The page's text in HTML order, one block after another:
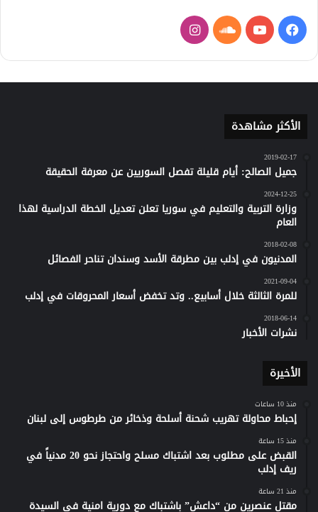
فيسبوكيوتيوبساوند
كلاود
انستقرام
الأكثر مشاهدة
2019-02-17
جميل الصالح: أيام قليلة تفصل السوريين عن معرفة الحقيقة
2024-12-25
وزارة التربية والتعليم في سوريا تعلن تعديل الخطة الدراسية لهذا
العام
2018-02-08
المدنيون في إدلب بين مطرقة الأسد وسندان تناحر الفصائل
2021-09-04
للمرة الثالثة خلال أسابيع.. وتد تخفض أسعار المحروقات في إدلب
2018-06-14
نشرات الأخبار
الأخيرة
منذ 10 ساعات
إحباط محاولة تهريب شحنة أسلحة وذخائر من طرطوس إلى لبنان
منذ 15 ساعة
القبض على مطلوب بعد اشتباك مسلح واحتجاز نحو 20 مدنياً في
ريف إدلب
منذ 21 ساعة
مقتل عنصرين من “داعش” باشتباك مع دورية امنية في السيدة